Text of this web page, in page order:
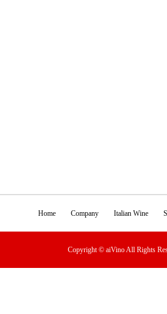
Home Company Italian Wine
Copyright © aiVino All Rights